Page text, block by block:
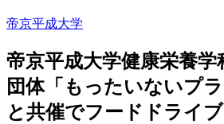
帝京平成大学
帝京平成大学健康栄養学
団体「もったいないプ
と共催でフードドライ